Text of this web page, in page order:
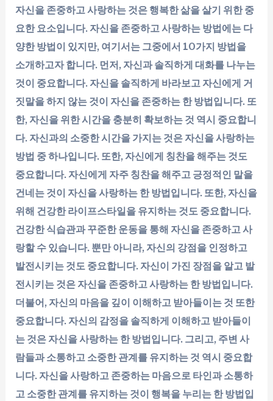
자신을 존중하고 사랑하는 것은 행복한 삶을 살기 위한 중
요한 요소입니다. 자신을 존중하고 사랑하는 방법에는 다
양한 방법이 있지만, 여기서는 그중에서 10가지 방법을
소개하고자 합니다. 먼저, 자신과 솔직하게 대화를 나누는
것이 중요합니다. 자신을 솔직하게 바라보고 자신에게 거
짓말을 하지 않는 것이 자신을 존중하는 한 방법입니다. 또
한, 자신을 위한 시간을 충분히 확보하는 것 역시 중요합니
다. 자신과의 소중한 시간을 가지는 것은 자신을 사랑하는
방법 중 하나입니다. 또한, 자신에게 칭찬을 해주는 것도
중요합니다. 자신에게 자주 칭찬을 해주고 긍정적인 말을
건네는 것이 자신을 사랑하는 한 방법입니다. 또한, 자신을
위해 건강한 라이프스타일을 유지하는 것도 중요합니다.
건강한 식습관과 꾸준한 운동을 통해 자신을 존중하고 사
랑할 수 있습니다. 뿐만 아니라, 자신의 강점을 인정하고
발전시키는 것도 중요합니다. 자신이 가진 장점을 알고 발
전시키는 것은 자신을 존중하고 사랑하는 한 방법입니다.
더불어, 자신의 마음을 깊이 이해하고 받아들이는 것 또한
중요합니다. 자신의 감정을 솔직하게 이해하고 받아들이
는 것은 자신을 사랑하는 한 방법입니다. 그리고, 주변 사
람들과 소통하고 소중한 관계를 유지하는 것 역시 중요합
니다. 자신을 사랑하고 존중하는 마음으로 타인과 소통하
고 소중한 관계를 유지하는 것이 행복을 누리는 한 방법입